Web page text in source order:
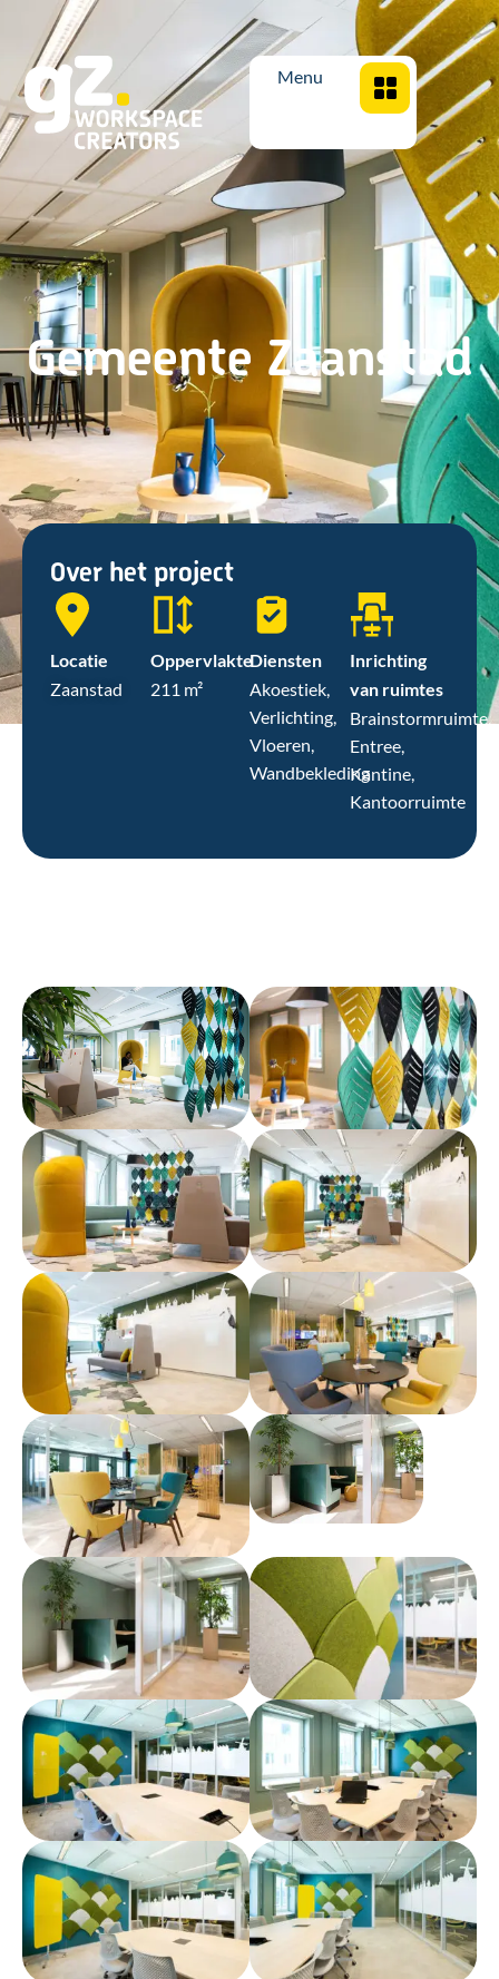
Menu
Gemeente Zaanstad
Over het project
Locatie
Zaanstad
Oppervlakte
211 m²
Diensten
Akoestiek,
Verlichting,
Vloeren,
Wandbekleding
Inrichting
van ruimtes
Brainstormruimte,
Entree,
Kantine,
Kantoorruimte